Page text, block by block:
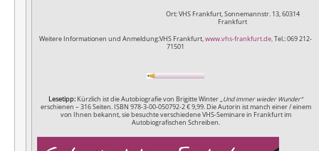
Ort: VHS Frankfurt, Sonnemannstr. 13, 60314
Frankfurt
Weitere Informationen und Anmeldung:VHS Frankfurt,www.vhs-frankfurt.de,Tel.: 069 212-
71501
Lesetipp: Kürzlich ist die Autobiografie von Brigitte Winter„Und immer wieder Wunder“
erschienen – 316 Seiten. ISBN 978-3-00-050792-2 € 9,99. Die Autorin ist manch einer / einem
von Ihnen bekannt, sie besuchte verschiedene VHS-Seminare in Frankfurt im
Autobiografischen Schreiben.